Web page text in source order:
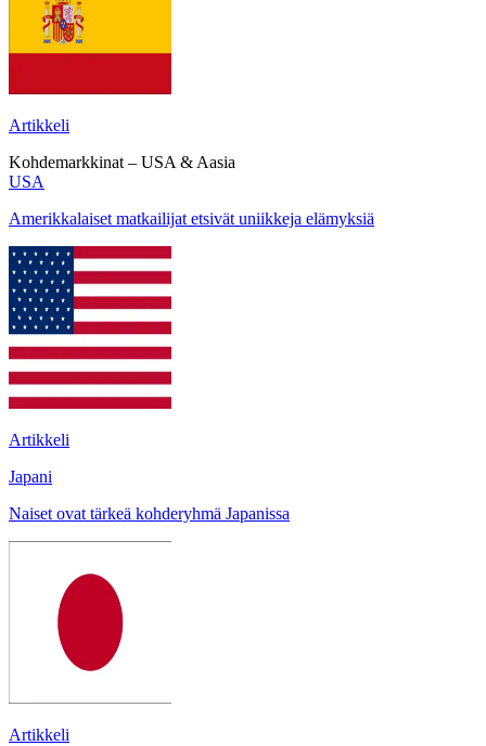
Artikkeli
Kohdemarkkinat – USA & Aasia
USA
Amerikkalaiset matkailijat etsivät uniikkeja elämyksiä
Artikkeli
Japani
Naiset ovat tärkeä kohderyhmä Japanissa
Artikkeli